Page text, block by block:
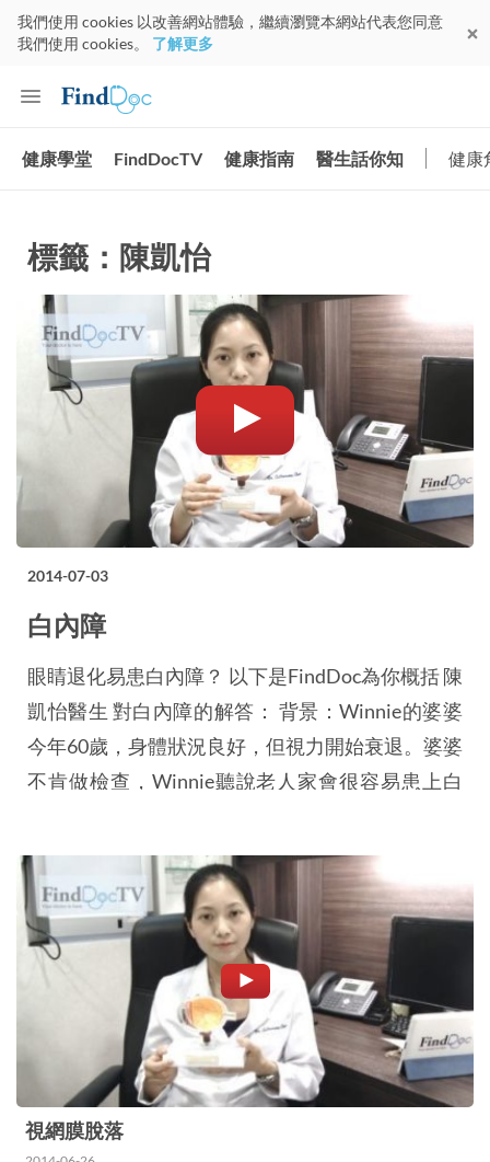
我們使用 cookies 以改善網站體驗，繼續瀏覽本網站代表您同意
我們使用 cookies。 了解更多
健康學堂 FindDocTV 健康指南 醫生話你知 健康
標籤：陳凱怡
2014-07-03
白內障
眼睛退化易患白內障？ 以下是FindDoc為你概括 陳
凱怡醫生 對白內障的解答： 背景：Winnie的婆婆
今年60歲，身體狀況良好，但視力開始衰退。婆婆
不肯做檢查，Winnie聽說老人家會很容易患上白
易患上白內障？ 其實當年紀大了，大部分老人家
都會出現白內障，因為白內障也屬於退化的一種。
讓我們看看這眼睛模型，這裏就是眼的角膜，中間
有一個晶體。這個晶…
視網膜脫落